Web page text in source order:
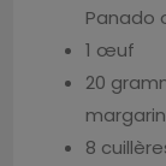
Panado
1 œuf
20
8